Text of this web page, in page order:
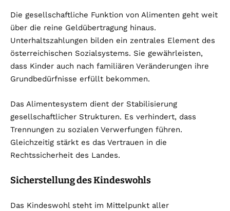
Die gesellschaftliche Funktion von Alimenten geht weit
über die reine Geldübertragung hinaus.
Unterhaltszahlungen bilden ein zentrales Element des
österreichischen Sozialsystems. Sie gewährleisten,
dass Kinder auch nach familiären Veränderungen ihre
Grundbedürfnisse erfüllt bekommen.
Das Alimentesystem dient der Stabilisierung
gesellschaftlicher Strukturen. Es verhindert, dass
Trennungen zu sozialen Verwerfungen führen.
Gleichzeitig stärkt es das Vertrauen in die
Rechtssicherheit des Landes.
Sicherstellung des Kindeswohls
Das Kindeswohl steht im Mittelpunkt aller